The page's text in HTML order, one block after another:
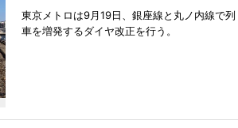
東京メトロは9月19日、銀座線と丸ノ内線で列
車を増発するダイヤ改正を行う。